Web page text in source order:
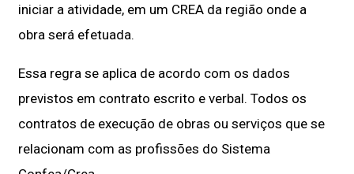
iniciar a atividade, em um CREA da região onde a
obra será efetuada.
Essa regra se aplica de acordo com os dados
previstos em contrato escrito e verbal. Todos os
contratos de execução de obras ou serviços que se
relacionam com as profissões do Sistema